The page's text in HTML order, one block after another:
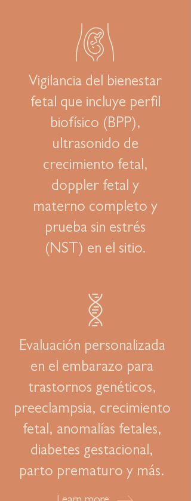
Vigilancia del bienestar
fetal que incluye perfil
biofísico (BPP),
ultrasonido de
crecimiento fetal,
doppler fetal y
materno completo y
prueba sin estrés
(NST) en el sitio.
Evaluación personalizada
en el embarazo para
trastornos genéticos,
preeclampsia, crecimiento
fetal, anomalías fetales,
diabetes gestacional,
parto prematuro y más.